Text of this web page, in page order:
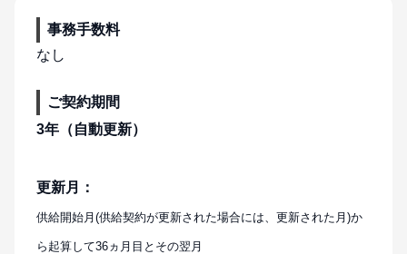
事務手数料
なし
ご契約期間
3年（自動更新）
更新月：
供給開始月(供給契約が更新された場合には、更新された月)か
ら起算して36ヵ月目とその翌月